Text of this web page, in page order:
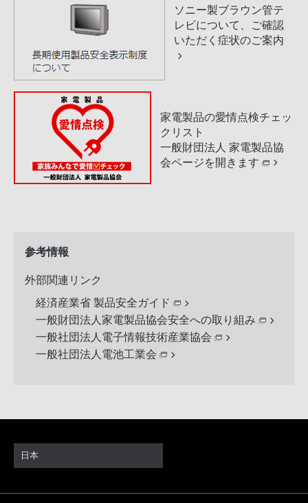
ソニー製ブラウン管テ
レビについて、ご確認
いただく症状のご案内
家電製品の愛情点検チェッ
クリスト
一般財団法人 家電製品協
会ページを開きます
参考情報
外部関連リンク
経済産業省 製品安全ガイド
一般財団法人家電製品協会安全への取り組み
一般社団法人電子情報技術産業協会
一般社団法人電池工業会
日本